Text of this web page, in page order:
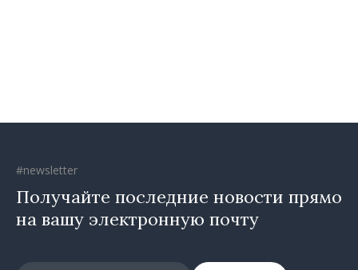
#newsletter
Получайте последние новости прямо
на вашу электронную почту